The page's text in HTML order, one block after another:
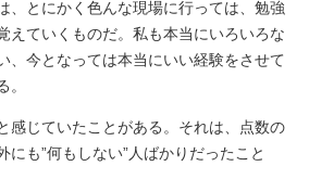
、とにかく色んな現場に行っては、勉強
えていくものだ。私も本当にいろいろな
、今となっては本当にいい経験をさせて
。
感じていたことがある。それは、点数の
にも”何もしない”人ばかりだったこと